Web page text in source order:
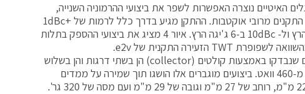
האיטיים נוצרה האפשרות לשפר את ביצועי ההרמוניה השנייה,
ביצועים שהם המאפיין השולט של התקנים מרובי אוקטבות. ההתקן מגיע בדרך כלל לרמות של +1dBc
של ההרמוניה השניה ב-4.5 ג'יגה הרץ ול- 10dBc ב-6 ג'יגה הרץ. איור 4 מציג את ביצועי ההספק בתלות
דגמים של N20160 בייצור מוקדם שנבדקו באמצעות קולטים (collector) הן בשתי דרגות והן בשלוש
דרגות, הגיעו להספקים של פחות מ-460 וואט. ביצועים מוגברים אלו הושגו תוך שמירה על ממדים